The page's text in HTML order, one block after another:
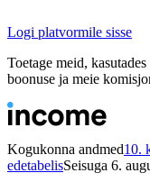
Logi platvormile sisse
Toetage meid,
boonuse ja meie
Kogukonna andmed10.
edetabelisSeisuga 6.